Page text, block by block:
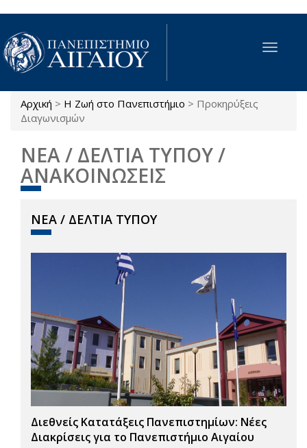
Παράκαμψη προς το κυρίως περιεχόμενο
Toggle
Είστε εδώ
Αρχική > Η Ζωή στο Πανεπιστήμιο > Προκηρύξεις
Διαγωνισμών
ΝΕΑ / ΔΕΛΤΙΑ ΤΥΠΟΥ /
ΑΝΑΚΟΙΝΩΣΕΙΣ
ΝΕΑ / ΔΕΛΤΙΑ ΤΥΠΟΥ
Διεθνείς Κατατάξεις Πανεπιστημίων: Νέες
Διακρίσεις για το Πανεπιστήμιο Αιγαίου